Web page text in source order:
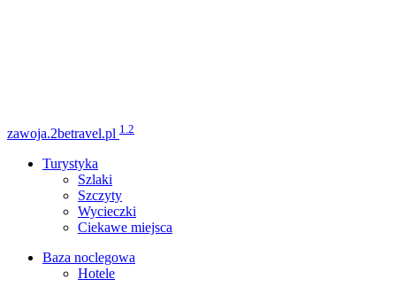
zawoja.2betravel.pl 1.2
Turystyka
Szlaki
Szczyty
Wycieczki
Ciekawe miejsca
Baza noclegowa
Hotele